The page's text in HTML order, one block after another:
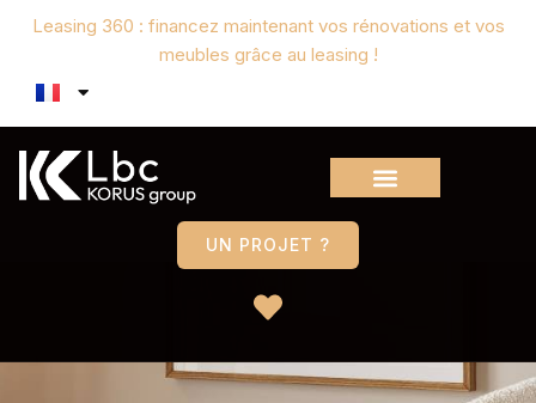
Leasing 360 : financez maintenant vos rénovations et vos
meubles grâce au leasing !
UN PROJET ?